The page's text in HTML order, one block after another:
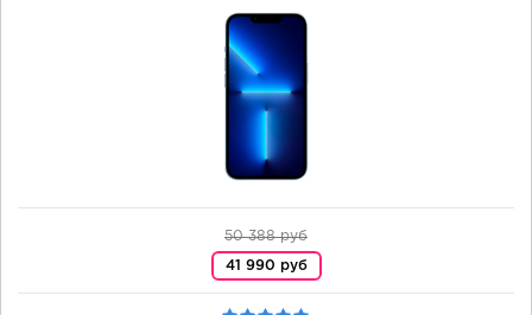
50 388 руб
41 990 руб